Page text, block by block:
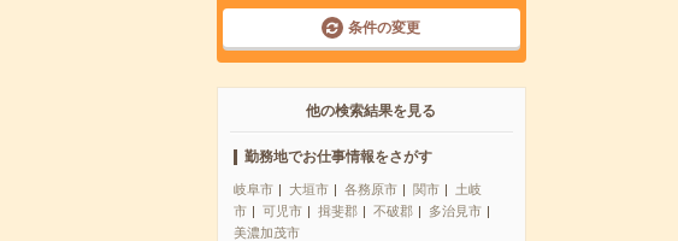
条件の変更
他の検索結果を見る
勤務地でお仕事情報をさがす
岐阜市 大垣市 各務原市 関市
土岐
市
可児市 揖斐郡 不破郡
多治見市
美濃加茂市